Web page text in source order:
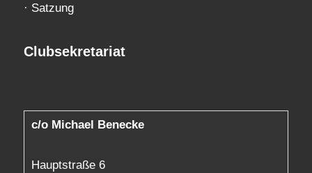
· Satzung
Clubsekretariat
c/o Michael Benecke
Hauptstraße 6